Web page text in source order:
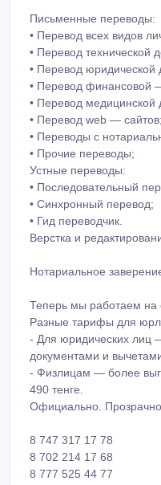
языков мира.
Письменные переводы:
• Перевод всех видов
• Перевод технической
• Перевод юридической
• Перевод финансовой
• Перевод
• Перевод web — сайтов;
• Переводы с
• Прочие переводы;
Устные переводы:
• Последовательный
• Синхронный перевод;
Верстка и
Нотариальное
Теперь мы работаем
Разные тарифы для
- Для юридических лиц
документами и вычетами.
- Физлицам — более
Официально.
8 747 317 17 78